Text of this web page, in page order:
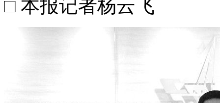
□ 本报记者杨云飞